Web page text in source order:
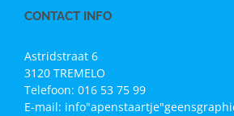
CONTACT INFO
Astridstraat 6
3120 TREMELO
Telefoon: 016 53 75 99
E-mail: